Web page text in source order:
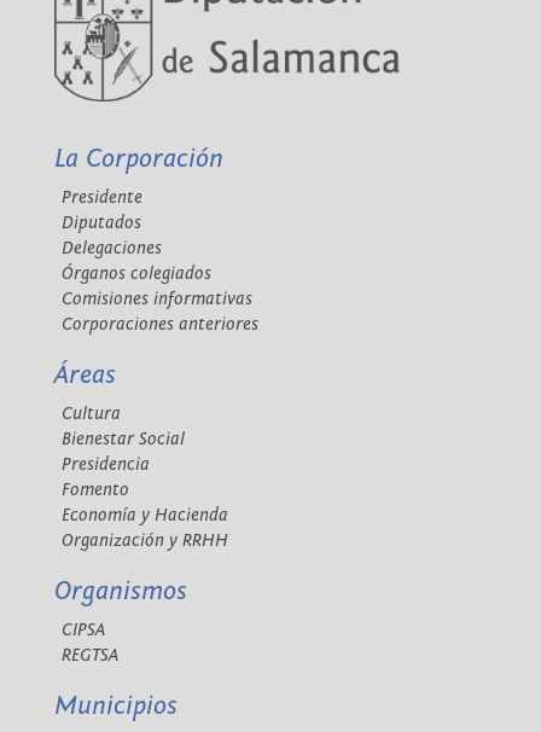
La Corporación
Presidente
Diputados
Delegaciones
Órganos colegiados
Comisiones informativas
Corporaciones anteriores
Áreas
Cultura
Bienestar Social
Presidencia
Fomento
Economía y Hacienda
Organización y RRHH
Organismos
CIPSA
REGTSA
Municipios